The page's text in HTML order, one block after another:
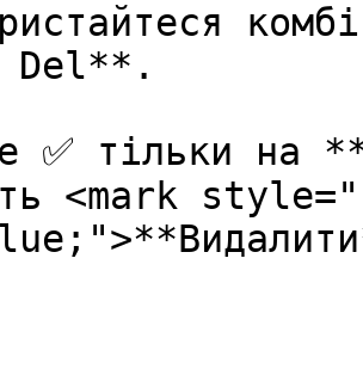
✅ тільки на
<mark